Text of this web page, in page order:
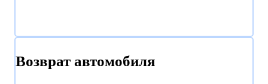
Возврат автомобиля